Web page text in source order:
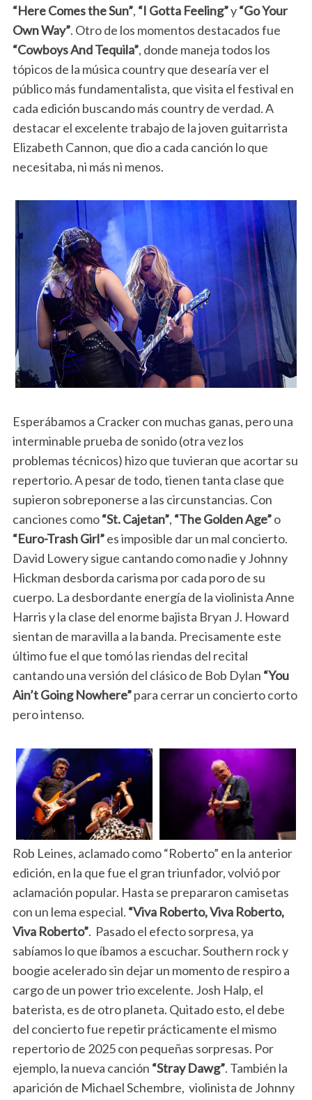
“Here Comes the Sun”, “I Gotta Feeling”y“Go Your
Own Way”. Otro de los momentos destacados fue
“Cowboys And Tequila”, donde maneja todos los
tópicos de la música country que desearía ver el
público más fundamentalista, que visita el festival en
cada edición buscando más country de verdad. A
destacar el excelente trabajo de la joven guitarrista
Elizabeth Cannon, que dio a cada canción lo que
necesitaba, ni más ni menos.
Esperábamos a Cracker con muchas ganas, pero una
interminable prueba de sonido (otra vez los
problemas técnicos) hizo que tuvieran que acortar su
repertorio. A pesar de todo, tienen tanta clase que
supieron sobreponerse a las circunstancias. Con
canciones como“St. Cajetan”, “The Golden Age”o
“Euro-Trash Girl”es imposible dar un mal concierto.
David Lowery sigue cantando como nadie y Johnny
Hickman desborda carisma por cada poro de su
cuerpo. La desbordante energía de la violinista Anne
Harris y la clase del enorme bajista Bryan J. Howard
sientan de maravilla a la banda. Precisamente este
último fue el que tomó las riendas del recital
cantando una versión del clásico de Bob Dylan “You
Ain’t Going Nowhere”para cerrar un concierto corto
pero intenso.
Rob Leines, aclamado como “Roberto” en la anterior
edición, en la que fue el gran triunfador, volvió por
aclamación popular. Hasta se prepararon camisetas
con un lema especial. “Viva Roberto, Viva Roberto,
Viva Roberto”. Pasado el efecto sorpresa, ya
sabíamos lo que íbamos a escuchar. Southern rock y
boogie acelerado sin dejar un momento de respiro a
cargo de un power trio excelente. Josh Halp, el
baterista, es de otro planeta. Quitado esto, el debe
del concierto fue repetir prácticamente el mismo
repertorio de 2025 con pequeñas sorpresas. Por
ejemplo, la nueva canción “Stray Dawg”. También la
aparición de Michael Schembre, violinista de Johnny